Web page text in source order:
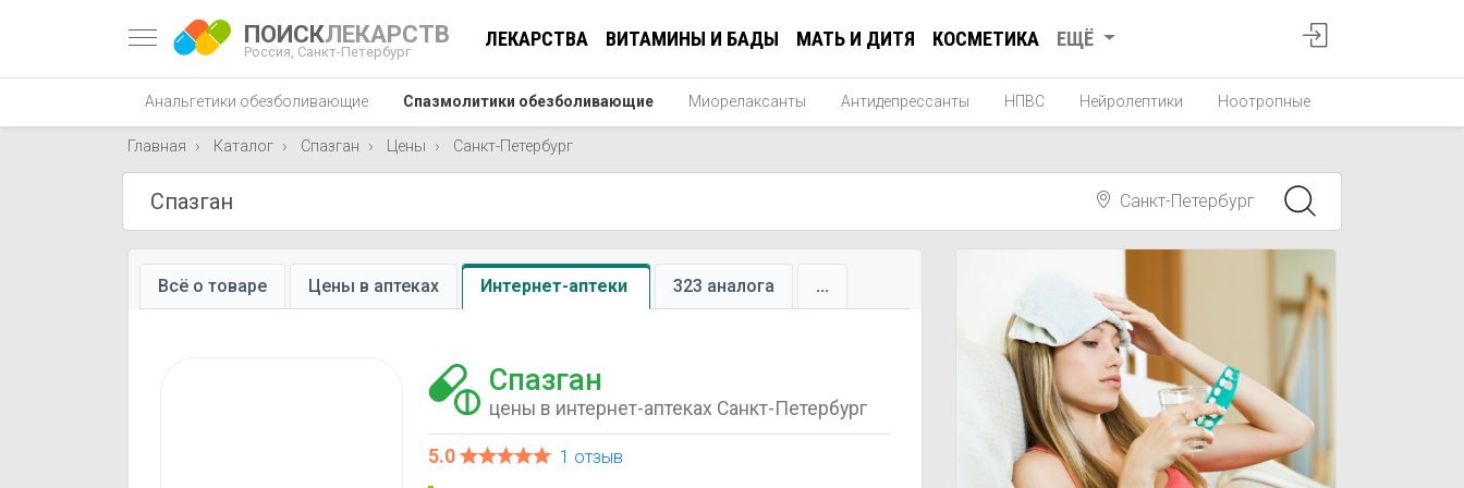
ПОИСКЛЕКАРСТВ
Россия, Санкт-Петербург
ЛЕКАРСТВА ВИТАМИНЫ И БАДЫ МАТЬ И ДИТЯ КОСМЕТИКА ЕЩЁ
Анальгетики обезболивающие Спазмолитики обезболивающие Миорелаксанты Антидепрессанты НПВС Нейролептики Ноотропные
Главная Каталог Спазган Цены Санкт-Петербург
Санкт-Петербург
Всё о товаре Цены в аптеках Интернет-аптеки 323 аналога ...
Спазган
цены в интернет-аптеках Санкт-Петербург
5.0 1 отзыв